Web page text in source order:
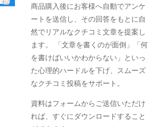
商品購入後にお客様へ自動でアンケ
ートを送信し、その回答をもとに自
然でリアルなクチコミ文章を提案し
ます。 「文章を書くのが面倒」「何
を書けばいいかわからない」といっ
た心理的ハードルを下げ、スムーズ
なクチコミ投稿をサポート。
資料はフォームからご送信いただけ
れば、すぐにダウンロードすること